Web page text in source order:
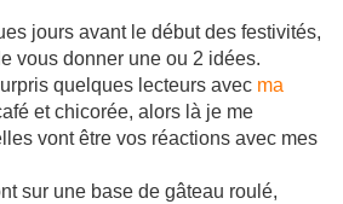
jours avant le début des festivités,
vous donner une ou 2 idées.
quelques lecteurs avec ma
et chicorée, alors là je me
vont être vos réactions avec mes
sur une base de gâteau roulé,